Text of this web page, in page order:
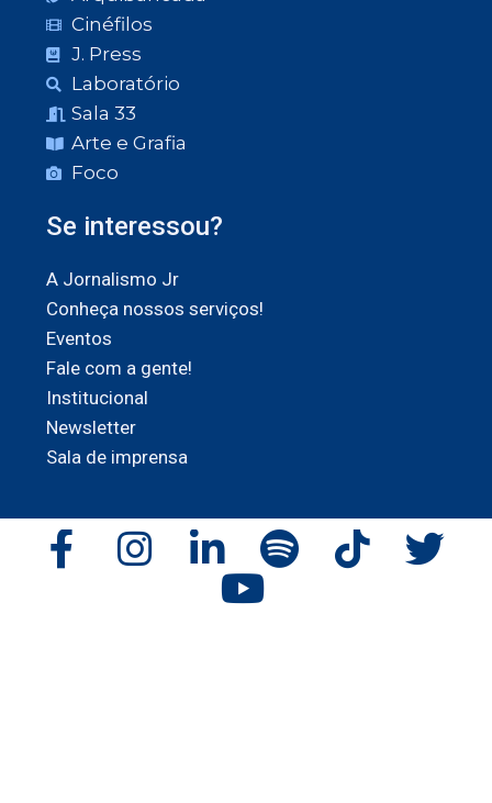
Cinéfilos
J. Press
Laboratório
Sala 33
Arte e Grafia
Foco
Se interessou?
A Jornalismo Jr
Conheça nossos serviços!
Eventos
Fale com a gente!
Institucional
Newsletter
Sala de imprensa